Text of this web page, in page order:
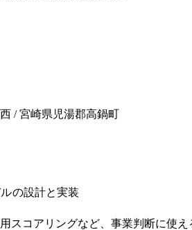
/ 宮崎県児湯郡高鍋町
の設計と実装
スコアリングなど、事業判断に使え